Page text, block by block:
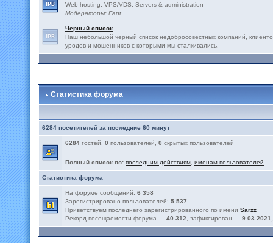
Web hosting, VPS/VDS, Servers & administration
Модераторы: Fant
Черный список
Наш небольшой черный список недобросовестных компаний,
уродов и мошенников с которыми мы сталкивались.
Статистика форума
6284 посетителей за последние 60 минут
6284 гостей, 0 пользователей, 0 скрытых пользователей
Полный список по: последним действиям именам пользователей
Статистика форума
На форуме сообщений: 6 358
Зарегистрировано пользователей: 5 537
Приветствуем последнего зарегистрированного по имени Sarzz
Рекорд посещаемости форума — 40 312 , зафиксирован — 9 03